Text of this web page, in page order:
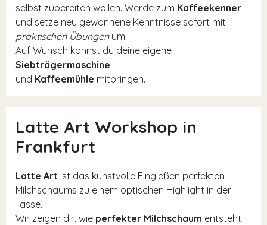
selbst zubereiten wollen. Werde zum Kaffeekenner
und setze neu gewonnene Kenntnisse sofort mit
praktischen Übungenum.
Auf Wunsch kannst du deine eigene
Siebträgermaschine
und Kaffeemühle mitbringen.
Latte Art Workshop in
Frankfurt
Latte Art ist das kunstvolle Eingießen perfekten
Milchschaums zu einem optischen Highlight in der
Tasse.
Wir zeigen dir, wie perfekter Milchschaum entsteht